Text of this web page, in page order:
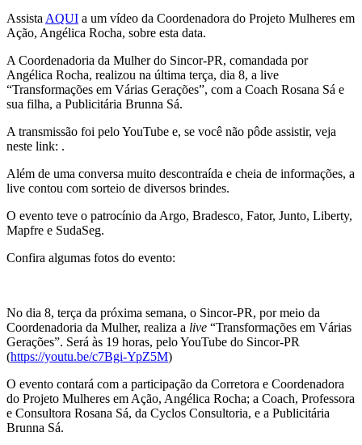
Assista AQUI a um vídeo da Coordenadora do Projeto Mulheres em
Ação, Angélica Rocha, sobre esta data.
A Coordenadoria da Mulher do Sincor-PR, comandada por
Angélica Rocha, realizou na última terça, dia 8, a live
“Transformações em Várias Gerações”, com a Coach Rosana Sá e
sua filha, a Publicitária Brunna Sá.
A transmissão foi pelo YouTube e, se você não pôde assistir, veja
neste link: .
Além de uma conversa muito descontraída e cheia de informações, a
live contou com sorteio de diversos brindes.
O evento teve o patrocínio da Argo, Bradesco, Fator, Junto, Liberty,
Mapfre e SudaSeg.
Confira algumas fotos do evento:
No dia 8, terça da próxima semana, o Sincor-PR, por meio da
Coordenadoria da Mulher, realiza a live “Transformações em Várias
Gerações”. Será às 19 horas, pelo YouTube do Sincor-PR
(https://youtu.be/c7Bgi-YpZ5M)
O evento contará com a participação da Corretora e Coordenadora
do Projeto Mulheres em Ação, Angélica Rocha; a Coach, Professora
e Consultora Rosana Sá, da Cyclos Consultoria, e a Publicitária
Brunna Sá.